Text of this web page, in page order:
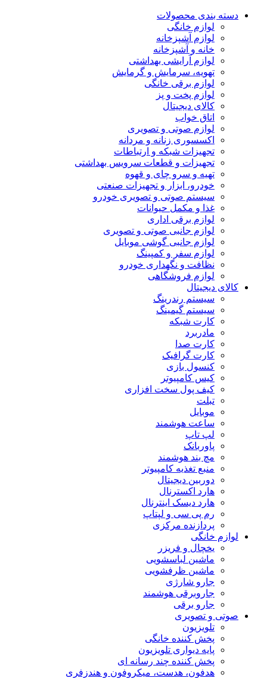
دسته بندی محصولات
لوازم خانگی
لوازم آشپزخانه
خانه و آشپزخانه
لوازم آرایشی بهداشتی
تهویه، سرمایش و گرمایش
لوازم برقی خانگی
لوازم پخت و پز
کالای دیجیتال
اتاق خواب
لوازم صوتی و تصویری
اکسسوری زنانه و مردانه
تجهیزات شبکه و ارتباطات
تجهیزات و قطعات سرویس بهداشتی
تهیه و سرو چای و قهوه
خودرو، ابزار و تجهیزات صنعتی
سیستم صوتی و تصویری خودرو
غذا و مکمل حیوانات
لوازم برقی اداری
لوازم جانبی صوتی و تصویری
لوازم جانبی گوشی موبایل
لوازم سفر و کمپینگ
نظافت و نگهداری خودرو
لوازم فروشگاهی
کالای دیجیتال
سیستم رندرینگ
سیستم گیمینگ
کارت شبکه
مادربرد
کارت صدا
کارت گرافیک
کنسول بازی
کیس کامپیوتر
کیف پول سخت افزاری
تبلت
موبایل
ساعت هوشمند
لپ تاپ
پاوربانک
مچ بند هوشمند
منبع تغذیه کامپیوتر
دوربین دیجیتال
هارد اکسترنال
هارد دیسک اینترنال
رم پی سی و لپتاپ
پردازنده مرکزی
لوازم خانگی
یخچال و فریزر
ماشین لباسشویی
ماشین ظرفشویی
جارو شارژی
جاروبرقی هوشمند
جارو برقی
صوتی و تصویری
تلویزیون
پخش کننده خانگی
پایه دیواری تلویزیون
پخش کننده چند رسانه ای
هدفون، هدست، میکروفون و هندزفری